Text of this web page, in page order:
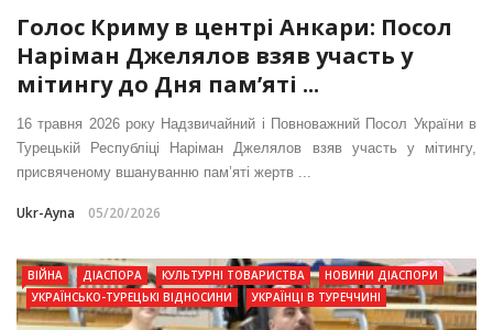
Голос Криму в центрі Анкари: Посол
Наріман Джелялов взяв участь у
мітингу до Дня пам’яті ...
16 травня 2026 року Надзвичайний і Повноважний Посол України в
Турецькій Республіці Наріман Джелялов взяв участь у мітингу,
присвяченому вшануванню пам’яті жертв ...
Ukr-Ayna 05/20/2026
ВІЙНА ДІАСПОРА КУЛЬТУРНІ ТОВАРИСТВА
НОВИНИ ДІАСПОРИ
УКРАЇНСЬКО-ТУРЕЦЬКІ ВІДНОСИНИ
УКРАЇНЦІ В ТУРЕЧЧИНІ